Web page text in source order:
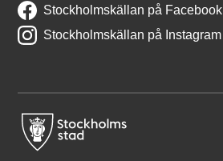
Stockholmskällan på Facebook
Stockholmskällan på Instagram